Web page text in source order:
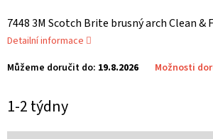
1-2 týdny
Můžeme doručit do: 19.8.2026 Možnosti
7448 3M Scotch Brite brusný arch Clean &
Detailní informace